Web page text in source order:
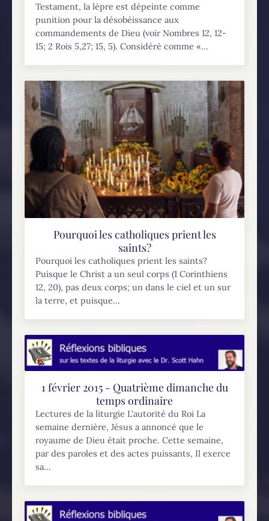
Testament, la lèpre est dépeinte comme
punition pour la désobéissance aux
commandements de Dieu (voir Nombres 12, 12-
15; 2 Rois 5,27; 15, 5). Considéré comme «...
Pourquoi les catholiques prient les
saints?
Pourquoi les catholiques prient les saints?
Puisque le Christ a un seul corps (1 Corinthiens
12, 20), pas deux corps; un dans le ciel et un sur
la terre, et puisque...
1 février 2015 - Quatrième dimanche du
temps ordinaire
Lectures de la liturgie L’autorité du Roi La
semaine dernière, Jésus a annoncé que le
royaume de Dieu était proche. Cette semaine,
par des paroles et des actes puissants, Il exerce
sa...